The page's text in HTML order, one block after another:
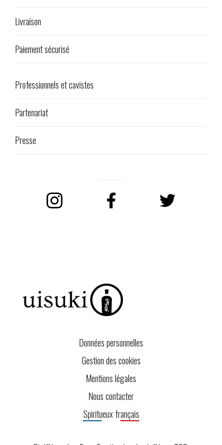
Livraison
Paiement sécurisé
Professionnels et cavistes
Partenariat
Presse
Données personnelles
Gestion des cookies
Mentions légales
Nous contacter
Spiritueux français